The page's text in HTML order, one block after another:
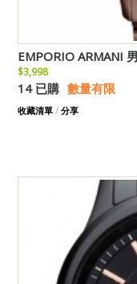
EMPORIO ARMANI
$3,998
14 已購 數量有限
收藏清單 / 分享